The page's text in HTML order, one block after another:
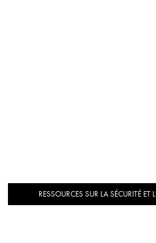
RESSOURCES SUR LA SÉCURITÉ ET